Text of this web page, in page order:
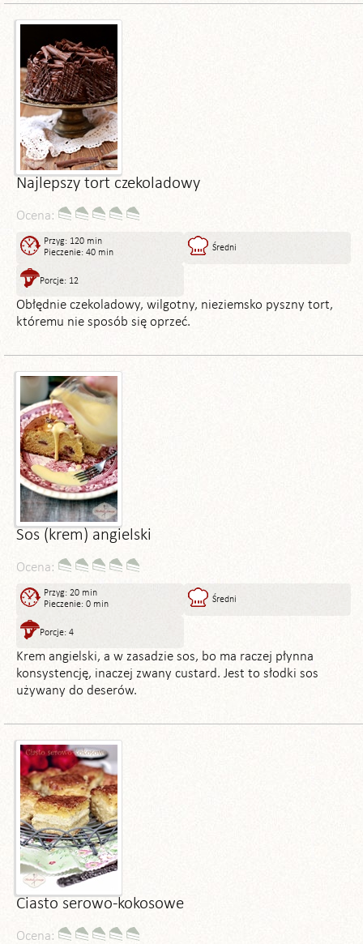
Najlepszy tort czekoladowy
Ocena:
Przyg: 120 min
Pieczenie: 40 min
Średni
Porcje: 12
Obłędnie czekoladowy, wilgotny, nieziemsko pyszny tort,
któremu nie sposób się oprzeć.
Sos (krem) angielski
Ocena:
Przyg: 20 min
Pieczenie: 0 min
Średni
Porcje: 4
Krem angielski, a w zasadzie sos, bo ma raczej płynna
konsystencję, inaczej zwany custard. Jest to słodki sos
używany do deserów.
Ciasto serowo-kokosowe
Ocena: